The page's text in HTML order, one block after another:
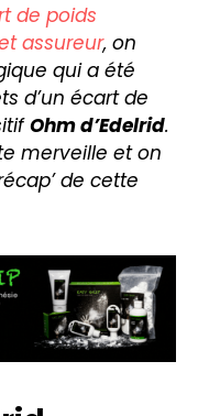
de poids
assureur, on
qui a été
d’un écart de
Ohm d’Edelrid.
merveille et on
de cette